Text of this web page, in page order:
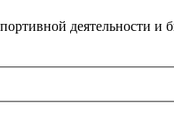
деятельности и